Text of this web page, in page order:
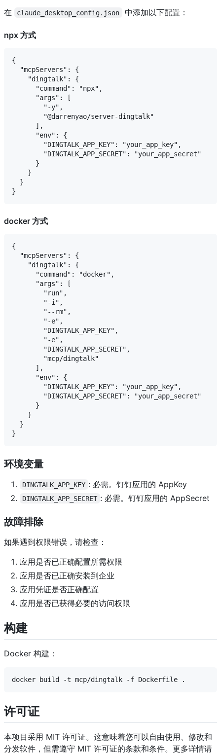
在 claude_desktop_config.json 中添加以下配置：
npx 方式
{
  "mcpServers": {
    "dingtalk": {
      "command": "npx",
      "args": [
        "-y",
        "@darrenyao/server-dingtalk"
      ],
      "env": {
        "DINGTALK_APP_KEY": "your_app_key",
        "DINGTALK_APP_SECRET": "your_app_secret"
      }
    }
  }
docker 方式
{
  "mcpServers": {
    "dingtalk": {
      "command": "docker",
      "args": [
        "run",
        "-i",
        "--rm",
        "-e",
        "DINGTALK_APP_KEY",
        "-e",
        "DINGTALK_APP_SECRET",
        "mcp/dingtalk"
      ],
      "env": {
        "DINGTALK_APP_KEY": "your_app_key",
        "DINGTALK_APP_SECRET": "your_app_secret"
      }
    }
  }
环境变量
DINGTALK_APP_KEY : 必需。钉钉应用的 AppKey
DINGTALK_APP_SECRET : 必需。钉钉应用的 AppSecret
故障排除
如果遇到权限错误，请检查：
应用是否已正确配置所需权限
应用是否已正确安装到企业
应用凭证是否正确配置
应用是否已获得必要的访问权限
构建
Docker 构建：
许可证
本项目采用 MIT 许可证。这意味着您可以自由使用、修改和
分发软件，但需遵守 MIT 许可证的条款和条件。更多详情请